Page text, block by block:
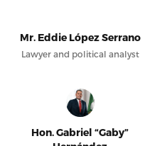
Mr. Eddie López Serrano
Lawyer and political analyst
Hon. Gabriel “Gaby”